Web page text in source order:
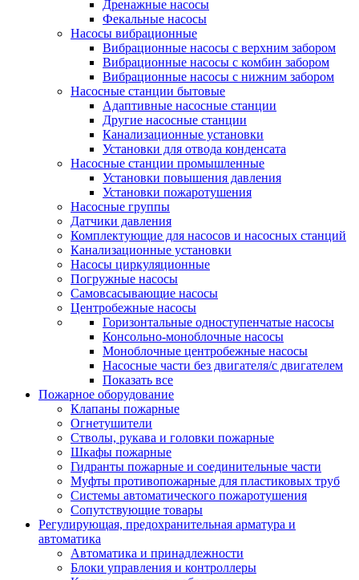
Дренажные насосы
Фекальные насосы
Насосы вибрационные
Вибрационные насосы с верхним забором
Вибрационные насосы с комбин забором
Вибрационные насосы с нижним забором
Насосные станции бытовые
Адаптивные насосные станции
Другие насосные станции
Канализационные установки
Установки для отвода конденсата
Насосные станции промышленные
Установки повышения давления
Установки пожаротушения
Насосные группы
Датчики давления
Комплектующие для насосов и насосных станций
Канализационные установки
Насосы циркуляционные
Погружные насосы
Самовсасывающие насосы
Центробежные насосы
Горизонтальные одноступенчатые насосы
Консольно-моноблочные насосы
Моноблочные центробежные насосы
Насосные части без двигателя/с двигателем
Показать все
Пожарное оборудование
Клапаны пожарные
Огнетушители
Стволы, рукава и головки пожарные
Шкафы пожарные
Гидранты пожарные и соединительные части
Муфты противопожарные для пластиковых труб
Системы автоматического пожаротушения
Сопутствующие товары
Регулирующая, предохранительная арматура и
автоматика
Автоматика и принадлежности
Блоки управления и контроллеры